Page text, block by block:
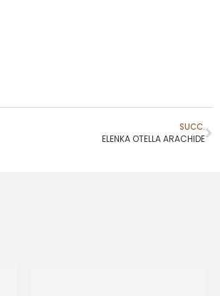
SUCC.
ELENKA OTELLA ARACHIDE